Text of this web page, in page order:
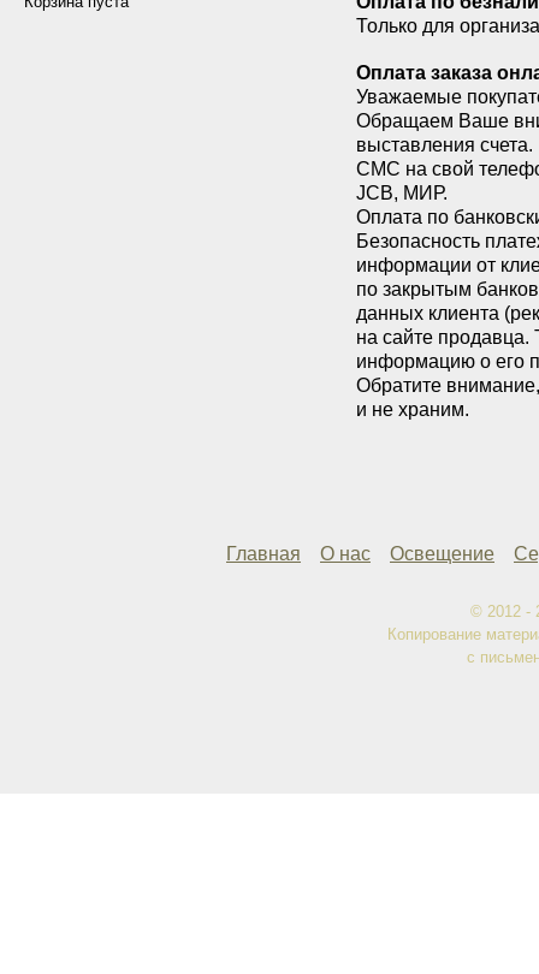
Муфта с внутренней резьбой
TECNOPLUS
Только для
Оплата заказа
Уважаемые
Обращаем Ваше
выставления счета.
СМС на свой
JCB, МИР.
Оплата по
Безопасность
информации от
по закрытым
данных клиента
на сайте
информацию о его
Обратите
и не храним.
Главная О нас Освещение
© 2012 -
Копирование
с